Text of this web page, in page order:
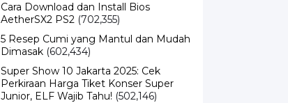
Cara Download dan Install Bios
AetherSX2 PS2 (702,355)
5 Resep Cumi yang Mantul dan Mudah
Dimasak (602,434)
Super Show 10 Jakarta 2025: Cek
Perkiraan Harga Tiket Konser Super
Junior, ELF Wajib Tahu! (502,146)